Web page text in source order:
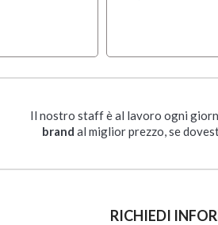
Il nostro staff è al lavoro ogni
brand al miglior prezzo, se
RICHIEDI